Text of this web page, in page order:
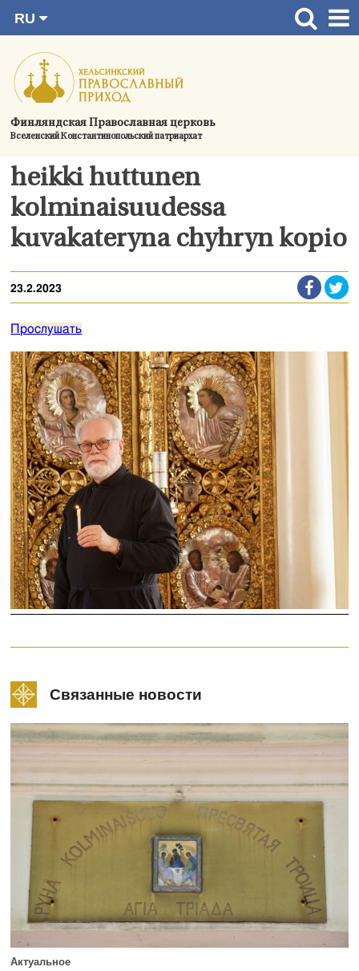
содержимому
Финляндская Православная церковь
Вселенский Константинопольский патриархат
RU
SV
EN
UA
Главная страница
Актуальное
Україна
О приходе
Контактная информация
heikki huttunen
kolminaisuudessa
kuvakateryna chyhryn kopio
23.2.2023
Прослушать
Связанные новости
Актуальное